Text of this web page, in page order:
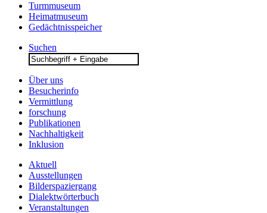
Turmmuseum
Heimatmuseum
Gedächtnisspeicher
Suchen
Search
for:
Über uns
Besucherinfo
Vermittlung
forschung
Publikationen
Nachhaltigkeit
Inklusion
Aktuell
Ausstellungen
Bilderspaziergang
Dialektwörterbuch
Veranstaltungen